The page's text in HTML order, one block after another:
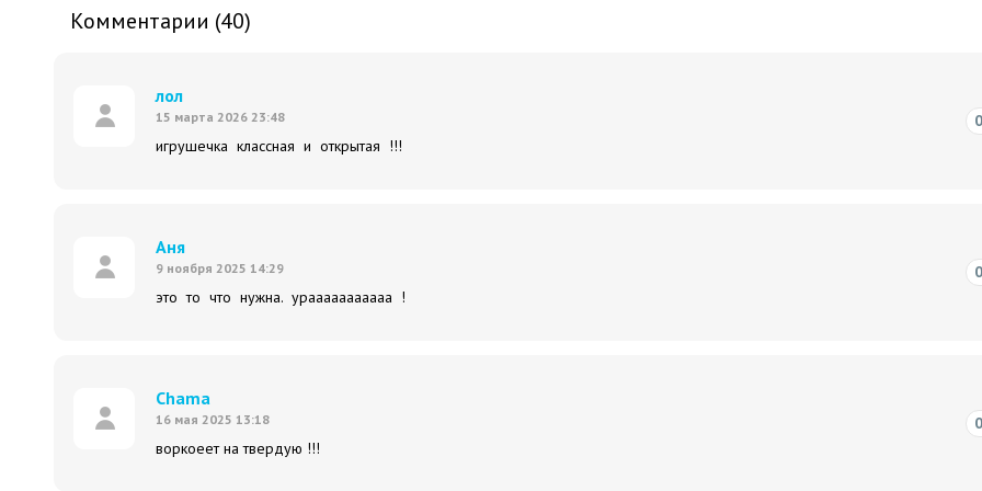
Комментарии (40)
лол
15 марта 2026 23:48
игрушечка классная и открытая !!!
Аня
9 ноября 2025 14:29
это то что нужна. урааааааааааа !
Chama
16 мая 2025 13:18
воркоеет на твердую !!!